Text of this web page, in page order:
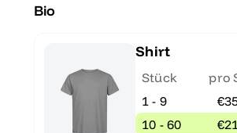
Bio
Shirt
Stück
pro
1 - 9
10 - 60